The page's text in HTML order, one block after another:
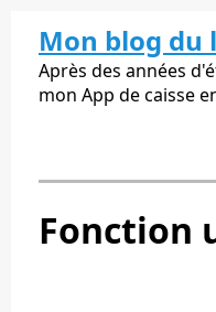
Mon blog du
Après des années
mon App de caisse
Fonction